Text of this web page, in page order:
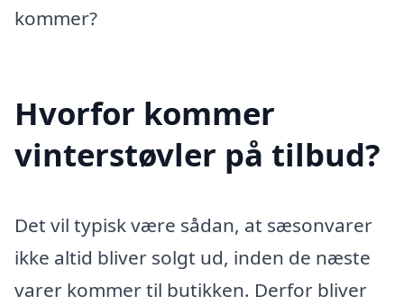
kommer?
Hvorfor kommer
vinterstøvler på tilbud?
Det vil typisk være sådan, at sæsonvarer
ikke altid bliver solgt ud, inden de næste
varer kommer til butikken. Derfor bliver